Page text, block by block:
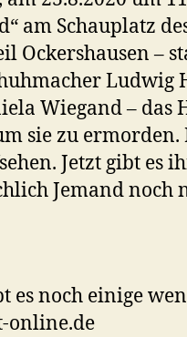
am Schauplatz
Ockershausen –
Ludwig
Wiegand – das
sie zu ermorden.
Jetzt gibt es
Jemand
es noch einige
online.de